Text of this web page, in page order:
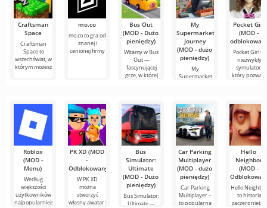
Craftsman
Space
Craftsman
Space to
wszechświat, w
którym możesz
mo.co
mo.co to gra od
znanej i
cenionej firmy
Bus Out
(MOD - Dużo
pieniędzy)
Witamy w Bus
Out —
fascynującej
grze, w której
My
Supermarket
Journey
(MOD - dużo
pieniędzy)
My
Supermarket
Pocket Girl
(MOD -
Pocket Girl to
niezwykły
symulator,
który pozwala
Roblox
(MOD -
Menu)
Według
większości
użytkowników
najpopularniejszą
PK XD (MOD
-
Odblokowany)
W PK XD
można
stworzyć
własny awatar i
Bus
Simulator:
Ultimate
(MOD - Dużo
pieniędzy)
Bus Simulator:
Ultimate —
Car Parking
Multiplayer
(MOD - dużo
pieniędzy)
Car Parking
Multiplayer –
to popularna
Hello
Neighbor
(MOD -
Hello
to historia
zaczerpnięta z